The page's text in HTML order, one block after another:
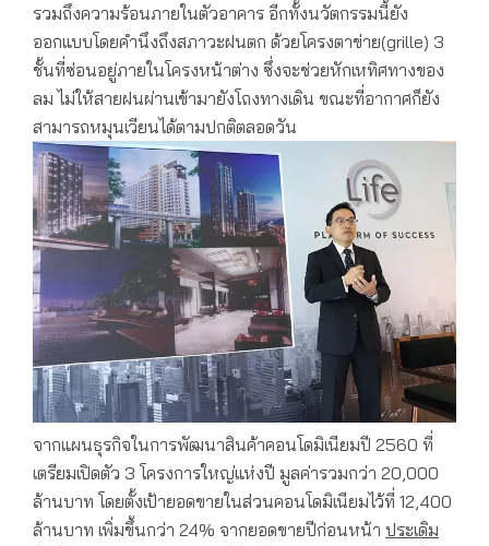
รวมถึงความร้อนภายในตัวอาคาร อีกทั้งนวัตกรรมนี้ยัง
ออกแบบโดยคำนึงถึงสภาวะฝนตก ด้วยโครงตาข่าย(grille) 3
ชั้นที่ซ่อนอยู่ภายในโครงหน้าต่าง ซึ่งจะช่วยหักเหทิศทางของ
ลม ไม่ให้สายฝนผ่านเข้ามายังโถงทางเดิน ขณะที่อากาศก็ยัง
สามารถหมุนเวียนได้ตามปกติตลอดวัน
จากแผนธุรกิจในการพัฒนาสินค้าคอนโดมิเนียมปี 2560 ที่
เตรียมเปิดตัว 3 โครงการใหญ่แห่งปี มูลค่ารวมกว่า 20,000
ล้านบาท โดยตั้งเป้ายอดขายในส่วนคอนโดมิเนียมไว้ที่ 12,400
ล้านบาท เพิ่มขึ้นกว่า 24% จากยอดขายปีก่อนหน้า ประเดิม